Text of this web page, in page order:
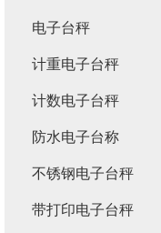
电子台秤
计重电子台秤
计数电子台秤
防水电子台称
不锈钢电子台秤
带打印电子台秤